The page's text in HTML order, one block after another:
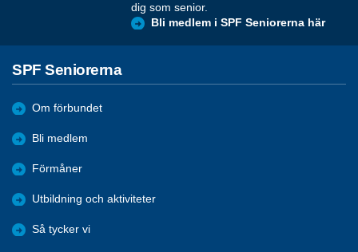
dig som senior.
Bli medlem i SPF Seniorerna här
SPF Seniorerna
Om förbundet
Bli medlem
Förmåner
Utbildning och aktiviteter
Så tycker vi